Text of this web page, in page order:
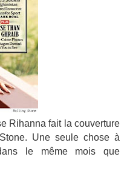
Rihanna fait la couverture
Une seule chose à
le même mois que